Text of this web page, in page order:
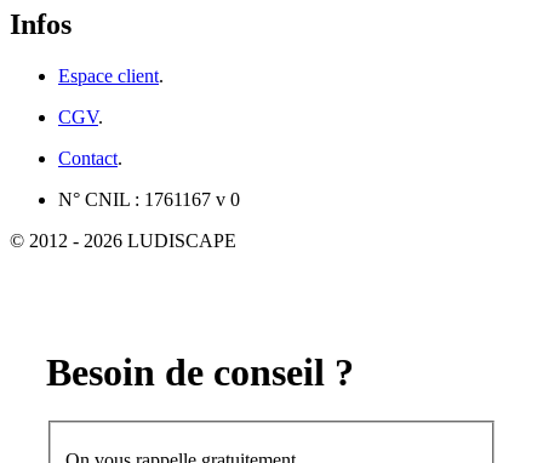
Infos
Espace client.
CGV.
Contact.
N° CNIL : 1761167 v 0
© 2012 - 2026 LUDISCAPE
Besoin de conseil ?